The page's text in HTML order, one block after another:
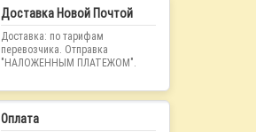
Доставка Новой Почтой
Доставка: по тарифам
перевозчика. Отправка
"НАЛОЖЕННЫМ ПЛАТЕЖОМ".
Оплата